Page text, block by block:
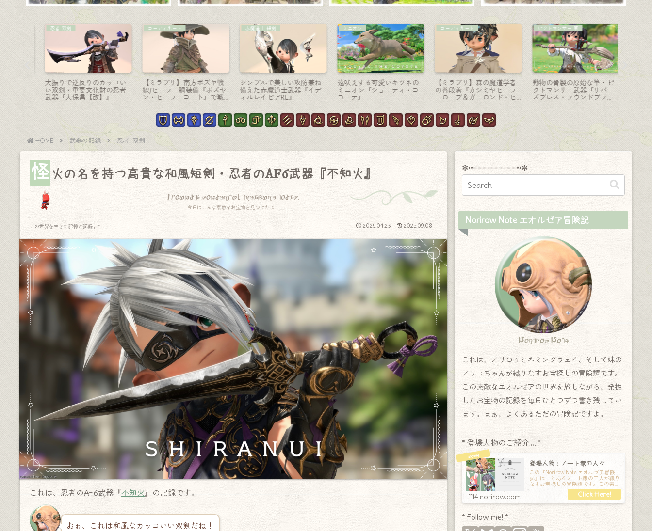
暗黒騎士-大剣
貴重な「光る鞭」！暗黒騎
士の極青龍武器『青龍蛇腹
剣【輝】』
AF装備
モンクのAF5装備・生きる
炎の聖人衣装『アンコライ
ト』シリーズ（ララフェル
男子Ver.）
召喚士-魔道書
エレクトリックカラーな召
喚士の電子魔道書『ヴァン
ガード・インデックス』
AF装備
大胆網デザインのレザー衣
装・リーパーのAF6装備
『アサシン』(ララフェル女
子Ver.)
機工士-銃
ディープダンジョン死者の
宮殿・光り輝く機工士“魔
器”銃『パジャルリボルバ
マウント
花冠が可愛いピンクのグゥ
ーブーちゃんのマウント
『ピティー』
コウモ
HOME 武器の記録 忍者-双剣
怪 火の名を持つ高貴な和風短剣・忍者のAF6武器『不知火』
I found a wonderful treasure today.
今日はこんな素敵なお宝物を見つけたよ！
2025.04.23 2025.09.08
この世界を生きた記憶と記録.｡.:*
これは、忍者のAF6武器『不知火 』の記録です。
おぉ、これは和風なカッコいい双剣だね！
✼••┈┈┈┈┈┈┈┈┈••✼
Norirow Note エオルゼア冒険記
Norirow Note
これは、ノリロゥとネミングウェイ、そして妹の
ノリコちゃんが織りなすお宝探しの冒険譚です。
この素敵なエオルゼアの世界を旅しながら、発掘
したお宝物の記録を毎日ひとつずつ書き残してい
ます。まぁ、よくあるただの冒険記ですよ。
* 登場人物のご紹介.｡.:*
登場人物：ノート家の人々
この『Norirow Note エオルゼア冒険
記』は―とあるノート家の三人が織り
なすお宝探しの冒険譚です。この素敵
な Final Fantasy XIV の世界を旅しな
ff14.norirow.com
* Follow me! *